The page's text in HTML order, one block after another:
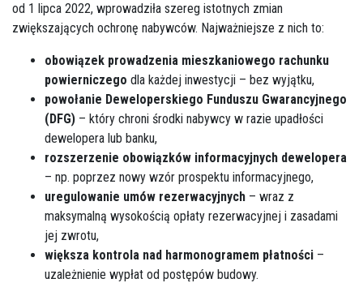
od 1 lipca 2022, wprowadziła szereg istotnych zmian
zwiększających ochronę nabywców. Najważniejsze z nich to:
obowiązek prowadzenia mieszkaniowego rachunku
powierniczego dla każdej inwestycji – bez wyjątku,
powołanie Deweloperskiego Funduszu Gwarancyjnego
(DFG) – który chroni środki nabywcy w razie upadłości
dewelopera lub banku,
rozszerzenie obowiązków informacyjnych dewelopera
– np. poprzez nowy wzór prospektu informacyjnego,
uregulowanie umów rezerwacyjnych – wraz z
maksymalną wysokością opłaty rezerwacyjnej i zasadami
jej zwrotu,
większa kontrola nad harmonogramem płatności –
uzależnienie wypłat od postępów budowy.